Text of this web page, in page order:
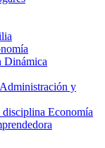
Dinámica
y
Economía